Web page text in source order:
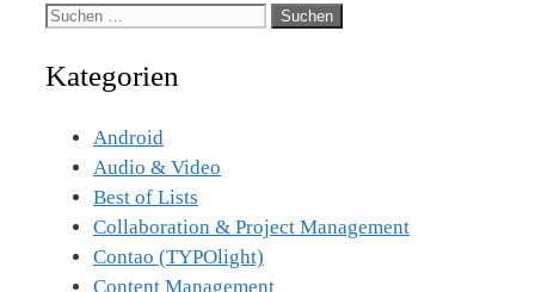
Suche
Kategorien
Android
Audio & Video
Best of Lists
Collaboration & Project Management
Contao (TYPOlight)
Content Management